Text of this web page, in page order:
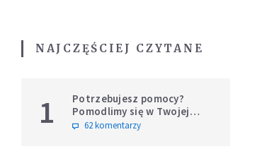
NAJCZĘŚCIEJ CZYTANE
1
Potrzebujesz pomocy?
Pomodlimy się w Twojej
intencji
62 komentarzy